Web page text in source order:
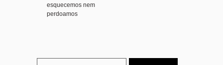
esquecemos nem
perdoamos